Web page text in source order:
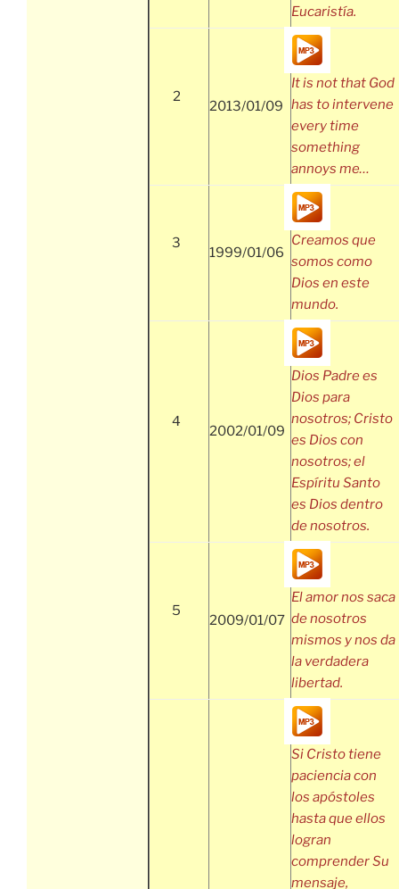
Eucaristía.
2
2013/01/09
It is not that God
has to intervene
every time
something
annoys me…
3
1999/01/06
Creamos que
somos como
Dios en este
mundo.
4
2002/01/09
Dios Padre es
Dios para
nosotros; Cristo
es Dios con
nosotros; el
Espíritu Santo
es Dios dentro
de nosotros.
5
2009/01/07
El amor nos saca
de nosotros
mismos y nos da
la verdadera
libertad.
Si Cristo tiene
paciencia con
los apóstoles
hasta que ellos
logran
comprender Su
mensaje,